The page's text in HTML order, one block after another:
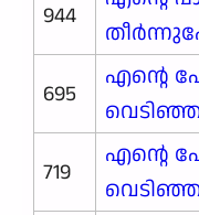
944
695
എന്റെ
719
എന്റെ